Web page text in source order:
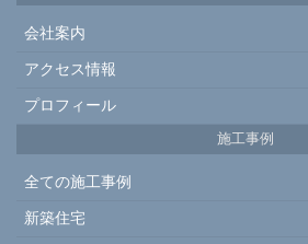
会社案内
アクセス情報
プロフィール
施工事例
全ての施工事例
新築住宅